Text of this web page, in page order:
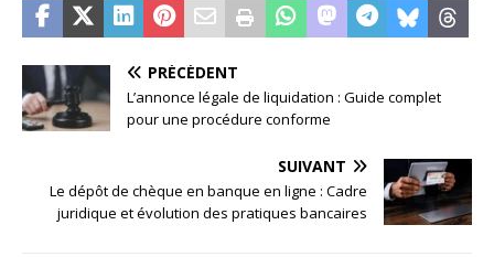
PRÉCÉDENT
L’annonce légale de liquidation : Guide complet
pour une procédure conforme
SUIVANT
Le dépôt de chèque en banque en ligne : Cadre
juridique et évolution des pratiques bancaires